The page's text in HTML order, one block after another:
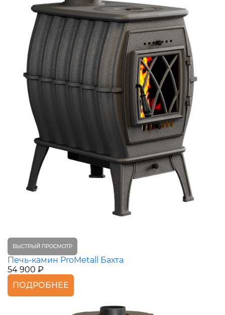
БЫСТРЫЙ ПРОСМОТР
Печь-камин ProMetall Бахта
54 900 ₽
ПОДРОБНЕЕ